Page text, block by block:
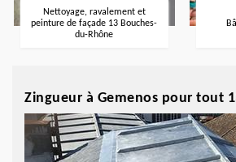
Nettoyage, ravalement et
peinture de façade 13 Bouches-
du-Rhône
Zingueur à Gemenos pour tout